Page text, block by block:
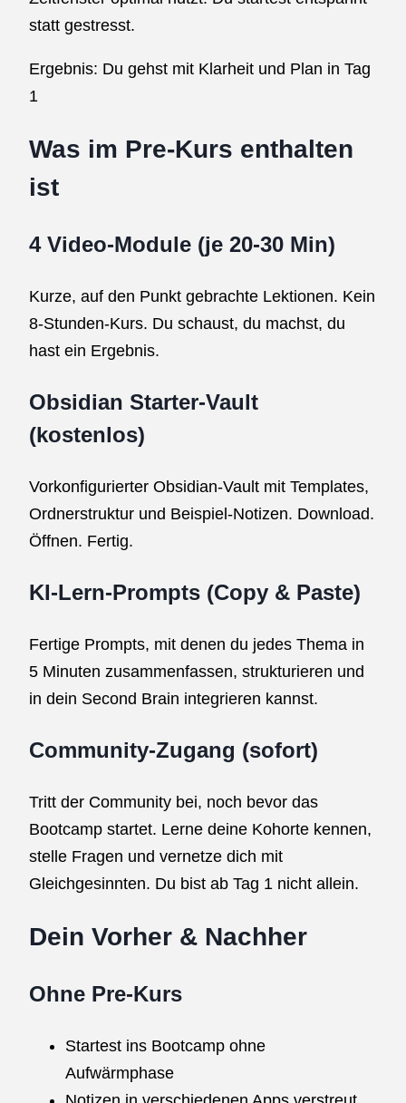
statt gestresst.
Ergebnis: Du gehst mit Klarheit und Plan in Tag
1
Was im Pre-Kurs enthalten
ist
4 Video-Module (je 20-30 Min)
Kurze, auf den Punkt gebrachte Lektionen. Kein
8-Stunden-Kurs. Du schaust, du machst, du
hast ein Ergebnis.
Obsidian Starter-Vault
(kostenlos)
Vorkonfigurierter Obsidian-Vault mit Templates,
Ordnerstruktur und Beispiel-Notizen. Download.
Öffnen. Fertig.
KI-Lern-Prompts (Copy & Paste)
Fertige Prompts, mit denen du jedes Thema in
5 Minuten zusammenfassen, strukturieren und
in dein Second Brain integrieren kannst.
Community-Zugang (sofort)
Tritt der Community bei, noch bevor das
Bootcamp startet. Lerne deine Kohorte kennen,
stelle Fragen und vernetze dich mit
Gleichgesinnten. Du bist ab Tag 1 nicht allein.
Dein Vorher & Nachher
Ohne Pre-Kurs
Startest ins Bootcamp ohne
Aufwärmphase